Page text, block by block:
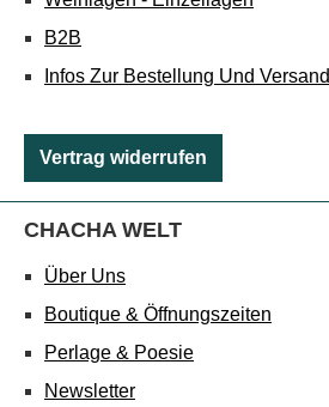
B2B
Infos Zur Bestellung Und Versand
Vertrag widerrufen
CHACHA WELT
Über Uns
Boutique & Öffnungszeiten
Perlage & Poesie
Newsletter